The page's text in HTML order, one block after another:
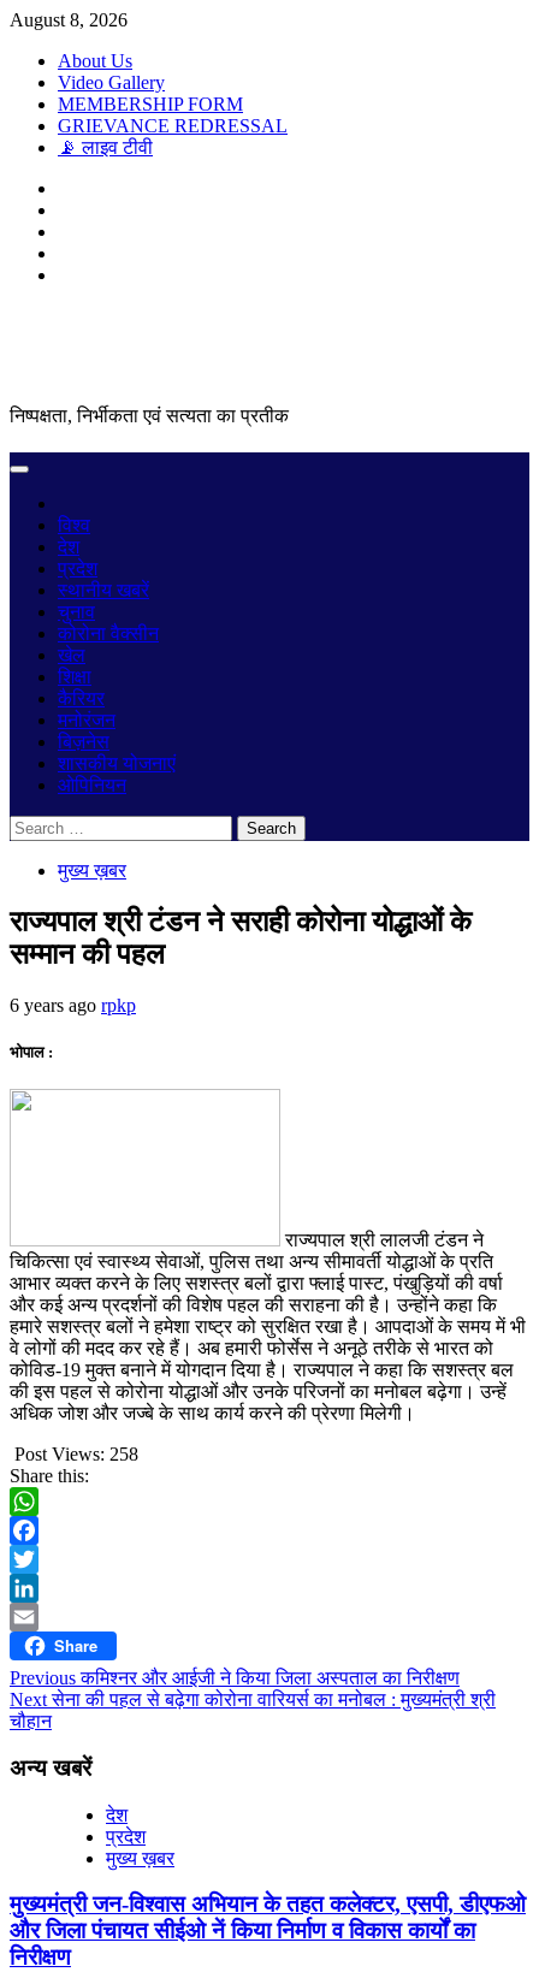
Skip
content
August 8, 2026
About Us
Video Gallery
MEMBERSHIP FORM
GRIEVANCE REDRESSAL
📡 लाइव टीवी
निष्पक्षता, निर्भीकता एवं सत्यता का प्रतीक
Primary
विश्व
देश
प्रदेश
स्थानीय खबरें
चुनाव
कोरोना वैक्सीन
खेल
शिक्षा
कैरियर
मनोरंजन
बिज़नेस
शासकीय योजनाएं
ओपिनियन
Search
for:
मुख्य ख़बर
राज्यपाल श्री टंडन ने सराही कोरोना योद्धाओं के
सम्मान की पहल
6 years ago rpkp
भोपाल :
राज्यपाल श्री लालजी टंडन ने
चिकित्सा एवं स्वास्थ्य सेवाओं, पुलिस तथा अन्य सीमावर्ती योद्धाओं के प्रति
आभार व्यक्त करने के लिए सशस्त्र बलों द्वारा फ्लाई पास्ट, पंखुड़ियों की वर्षा
और कई अन्य प्रदर्शनों की विशेष पहल की सराहना की है। उन्होंने कहा कि
हमारे सशस्त्र बलों ने हमेशा राष्ट्र को सुरक्षित रखा है। आपदाओं के समय में भी
वे लोगों की मदद कर रहे हैं। अब हमारी फोर्सेस ने अनूठे तरीके से भारत को
कोविड-19 मुक्त बनाने में योगदान दिया है। राज्यपाल ने कहा कि सशस्त्र बल
की इस पहल से कोरोना योद्धाओं और उनके परिजनों का मनोबल बढ़ेगा। उन्हें
अधिक जोश और जज्बे के साथ कार्य करने की प्रेरणा मिलेगी।
Post Views: 258
Share this:
WhatsApp
Facebook
Twitter
LinkedIn
Email Share
Continue
Reading
Previousकमिश्नर और आईजी ने किया जिला अस्पताल का निरीक्षण
Nextसेना की पहल से बढ़ेगा कोरोना वारियर्स का मनोबल : मुख्यमंत्री श्री
चौहान
अन्य खबरें
देश
प्रदेश
मुख्य ख़बर
मुख्यमंत्री जन-विश्वास अभियान के तहत कलेक्टर, एसपी, डीएफओ
और जिला पंचायत सीईओ नें किया निर्माण व विकास कार्यों का
निरीक्षण